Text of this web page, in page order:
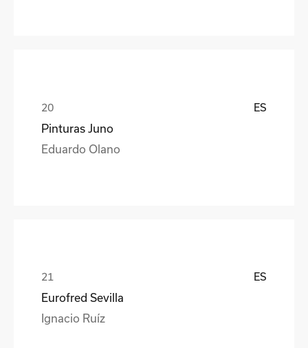
ES
Pinturas Juno
Eduardo Olano
ES
Eurofred Sevilla
Ignacio Ruíz